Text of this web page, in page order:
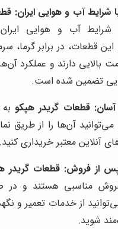
شرایط آب و هوایی ایران:
شرایط آب و هوایی
قطعات، در برابر گرما،
بالایی دارند و عملکرد
تضمین شده است.
قطعات گریدر هپکو
آن‌ها را از طریق
آنلاین معتبر خریداری کنید.
از فروش: قطعات گریدر
مناسبی هستند و در
از خدمات تعمیر و
شوید.